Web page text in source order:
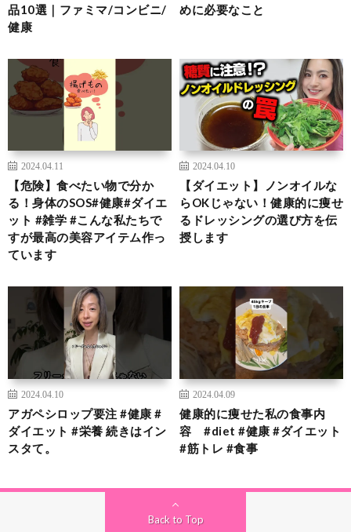
品10選｜ファミマ/コンビニ/
健康
めに必要なこと
2024.04.11
【危険】食べたい物で分か
る！身体のSOS#健康#ダイエ
ット #雑学 #こんな私たちで
すが最高の美容アイテム作っ
ています
2024.04.10
【ダイエット】ノンオイルな
らOKじゃない！健康的に痩せ
るドレッシングの選び方を伝
授します
2024.04.10
アガペシロップ要注 #健康 #
ダイエット #栄養 続きはイン
スタて。
2024.04.09
健康的に痩せた私の食事内
容 #diet #健康 #ダイエット
#筋トレ #食事
Back to Top